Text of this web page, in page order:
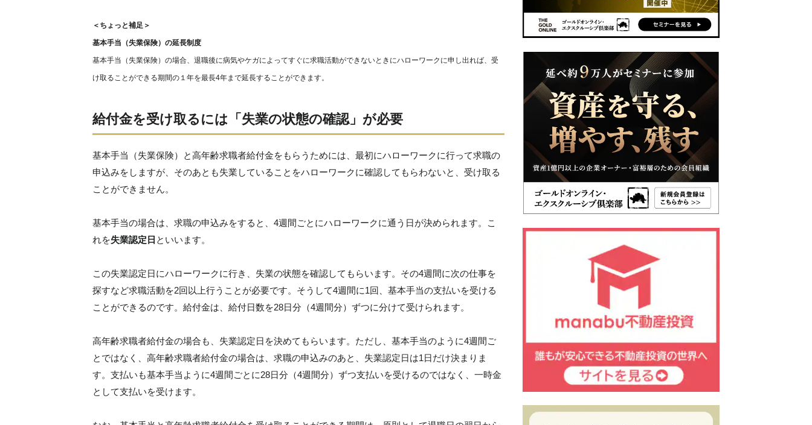
＜ちょっと補足＞
基本手当（失業保険）の延長制度
基本手当（失業保険）の場合、退職後に病気やケガによってすぐに求職活動ができないときにハローワークに申し出れば、受
け取ることができる期間の１年を最長4年まで延長することができます。
給付金を受け取るには「失業の状態の確認」が必要
基本手当（失業保険）と高年齢求職者給付金をもらうためには、最初にハローワークに行って求職の
申込みをしますが、そのあとも失業していることをハローワークに確認してもらわないと、受け取る
ことができません。
基本手当の場合は、求職の申込みをすると、4週間ごとにハローワークに通う日が決められます。こ
れを失業認定日 といいます。
この失業認定日にハローワークに行き、失業の状態を確認してもらいます。その4週間に次の仕事を
探すなど求職活動を2回以上行うことが必要です。そうして4週間に1回、基本手当の支払いを受ける
ことができるのです。給付金は、給付日数を28日分（4週間分）ずつに分けて受けられます。
高年齢求職者給付金の場合も、失業認定日を決めてもらいます。ただし、基本手当のように4週間ご
とではなく、高年齢求職者給付金の場合は、求職の申込みのあと、失業認定日は1日だけ決まりま
す。支払いも基本手当ように4週間ごとに28日分（4週間分）ずつ支払いを受けるのではなく、一時金
として支払いを受けます。